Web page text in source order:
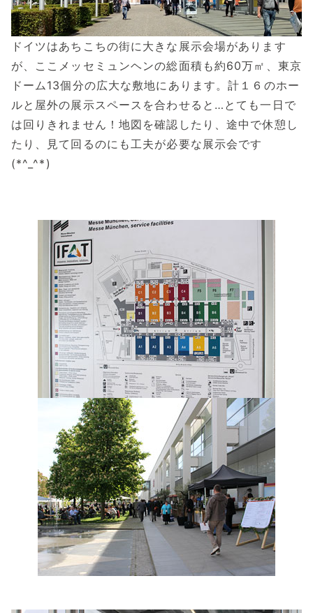
ドイツはあちこちの街に大きな展示会場があります
が、ここメッセミュンヘンの総面積も約60万㎡、東京
ドーム13個分の広大な敷地にあります。計１６のホー
ルと屋外の展示スペースを合わせると…とても一日で
は回りきれません！地図を確認したり、途中で休憩し
たり、見て回るのにも工夫が必要な展示会です
(*^_^*)